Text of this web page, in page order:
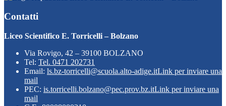
Contatti
Liceo Scientifico E. Torricelli – Bolzano
Via Rovigo, 42 – 39100 BOLZANO
Tel: Tel. 0471 202731
Email: ls.bz-torricelli@scuola.alto-adige.itLink per inviare una
mail
PEC: is.torricelli.bolzano@pec.prov.bz.itLink per inviare una
mail